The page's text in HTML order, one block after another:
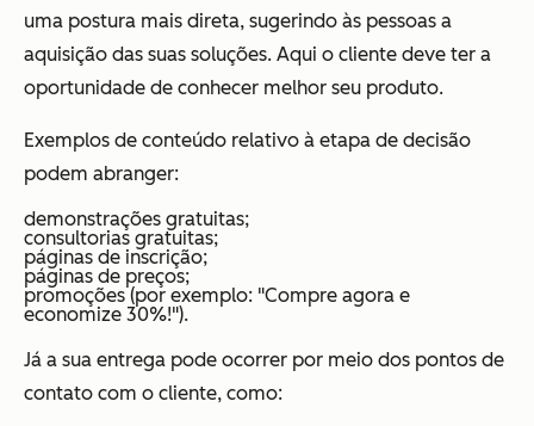
uma postura mais direta, sugerindo às pessoas a
aquisição das suas soluções. Aqui o cliente deve ter a
oportunidade de conhecer melhor seu produto.
Exemplos de conteúdo relativo à etapa de decisão
podem abranger:
demonstrações gratuitas;
consultorias gratuitas;
páginas de inscrição;
páginas de preços;
promoções (por exemplo: "Compre agora e
economize 30%!").
Já a sua entrega pode ocorrer por meio dos pontos de
contato com o cliente, como: